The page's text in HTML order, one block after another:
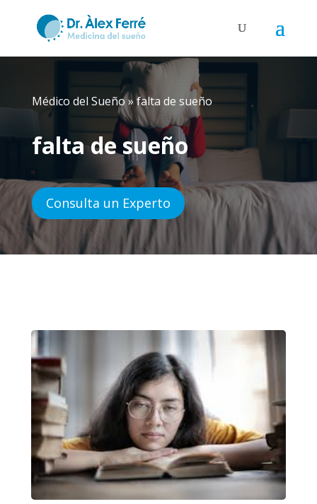
Médico del Sueño»falta de sueño
falta de sueño
Consulta un Experto